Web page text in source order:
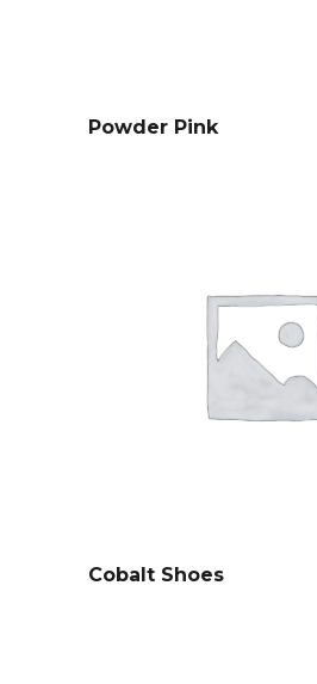
Añadir Al Carrito
Powder Pink
Cobalt Shoes